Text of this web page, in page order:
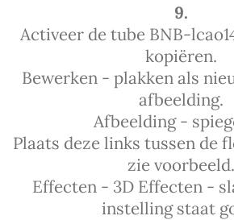
9.
Activeer de tube BNB-
kopiëren.
Bewerken - plakken als
afbeelding.
Afbeelding -
Plaats deze links tussen de
zie voorbeeld.
Effecten - 3D Effecten -
instelling staat